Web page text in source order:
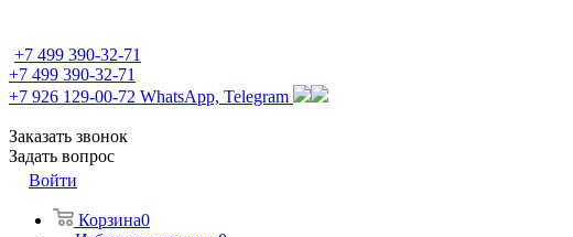
+7 499 390-32-71
+7 499 390-32-71
+7 926 129-00-72 WhatsApp, Telegram
Заказать звонок
Задать вопрос
Войти
Корзина0